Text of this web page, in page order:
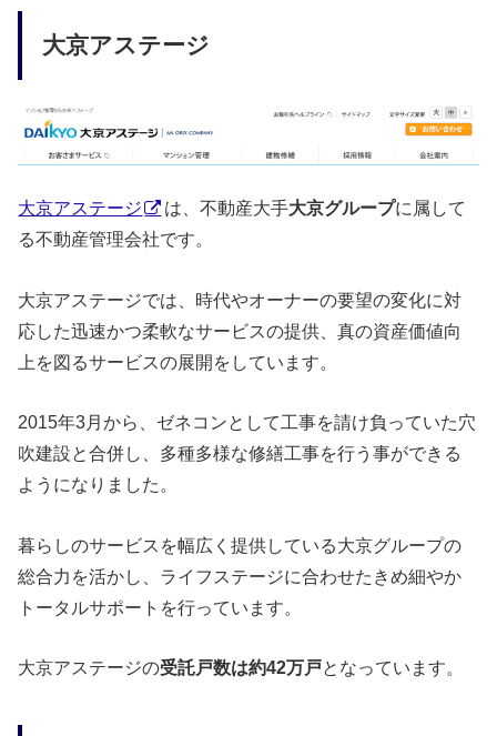
大京アステージ
大京アステージ は、不動産大手大京グループに属して
る不動産管理会社です。
大京アステージでは、時代やオーナーの要望の変化に対
応した迅速かつ柔軟なサービスの提供、真の資産価値向
上を図るサービスの展開をしています。
2015年3月から、ゼネコンとして工事を請け負っていた穴
吹建設と合併し、多種多様な修繕工事を行う事ができる
ようになりました。
暮らしのサービスを幅広く提供している大京グループの
総合力を活かし、ライフステージに合わせたきめ細やか
トータルサポートを行っています。
大京アステージの受託戸数は約42万戸となっています。